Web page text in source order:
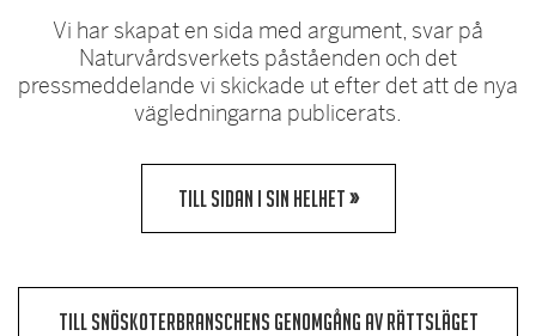
Vi har skapat en sida med argument, svar på
Naturvårdsverkets påståenden och det
pressmeddelande vi skickade ut efter det att de nya
vägledningarna publicerats.
TILL SIDAN I SIN HELHET»
TILL SNÖSKOTERBRANSCHENS GENOMGÅNG AV RÄTTSLÄGET